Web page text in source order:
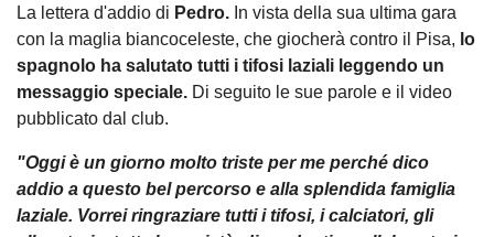
La lettera d'addio di Pedro. In vista della sua ultima gara
con la maglia biancoceleste, che giocherà contro il Pisa, lo
spagnolo ha salutato tutti i tifosi laziali leggendo un
messaggio speciale. Di seguito le sue parole e il video
pubblicato dal club.
"Oggi è un giorno molto triste per me perché dico
addio a questo bel percorso e alla splendida famiglia
laziale. Vorrei ringraziare tutti i tifosi, i calciatori, gli